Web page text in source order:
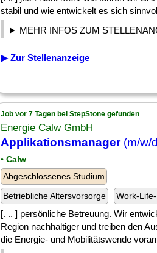
stabil und wie entwickelt es sich
MEHR INFOS ZUM
▶ Zur Stellenanzeige
Job vor 7 Tagen bei StepStone gefunden
Energie Calw GmbH
Applikationsmanager(m/w/
• Calw
Abgeschlossenes Studium
Betriebliche Altersvorsorge
Work-
[. .. ] persönliche Betreuung. Wir
Region nachhaltiger und treiben den
die Energie- und Mobilitätswende